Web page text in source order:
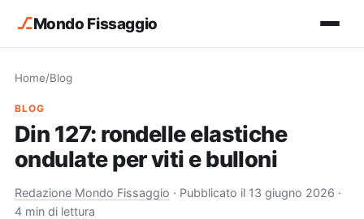
⎇Mondo Fissaggio
Home/Blog
BLOG
Din 127: rondelle elastiche
ondulate per viti e bulloni
Redazione Mondo Fissaggio · Pubblicato il 13 giugno 2026 ·
4 min di lettura